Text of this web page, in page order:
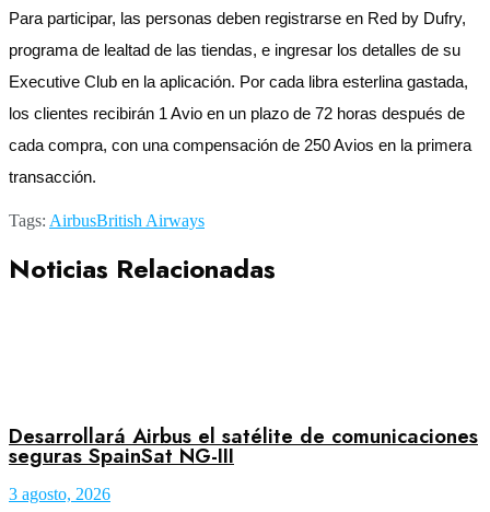
Para participar, las personas deben registrarse en Red by Dufry,
programa de lealtad de las tiendas, e ingresar los detalles de su
Executive Club en la aplicación. Por cada libra esterlina gastada,
los clientes recibirán 1 Avio en un plazo de 72 horas después de
cada compra, con una compensación de 250 Avios en la primera
transacción.
Tags: AirbusBritish Airways
Noticias Relacionadas
Desarrollará Airbus el satélite de comunicaciones
seguras SpainSat NG-III
3 agosto, 2026